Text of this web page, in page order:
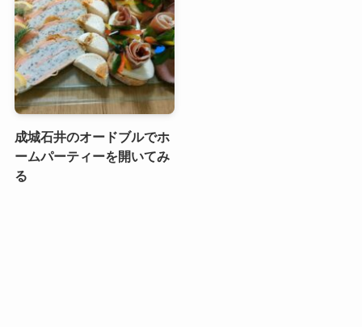
成城石井のオードブルでホ
ームパーティーを開いてみ
る